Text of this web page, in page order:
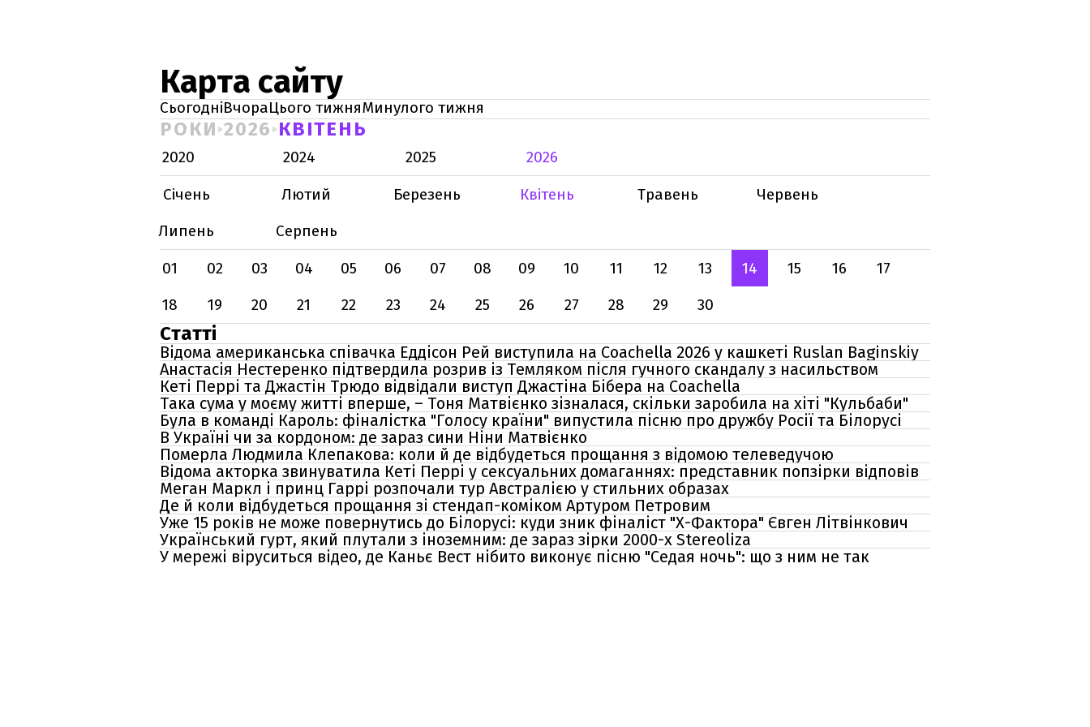
Карта сайту
СьогодніВчораЦього тижняМинулого тижня
РОКИ 2026 КВІТЕНЬ
2020 2024 2025
2026
Січень
Лютий Березень Квітень Травень
Червень
Липень
Серпень
01
02 03 04 05 06 07 08 09 10 11 12 13 14 15 16
17
18
19 20 21 22 23 24 25 26 27 28 29 30
Статті
Відома американська співачка Еддісон Рей виступила на Coachella 2026 у кашкеті Ruslan Baginskiy
Анастасія Нестеренко підтвердила розрив із Темляком після гучного скандалу з насильством
Кеті Перрі та Джастін Трюдо відвідали виступ Джастіна Бібера на Coachella
Така сума у моєму житті вперше, – Тоня Матвієнко зізналася, скільки заробила на хіті "Кульбаби"
Була в команді Кароль: фіналістка "Голосу країни" випустила пісню про дружбу Росії та Білорусі
В Україні чи за кордоном: де зараз сини Ніни Матвієнко
Померла Людмила Клепакова: коли й де відбудеться прощання з відомою телеведучою
Відома акторка звинуватила Кеті Перрі у сексуальних домаганнях: представник попзірки відповів
Меган Маркл і принц Гаррі розпочали тур Австралією у стильних образах
Де й коли відбудеться прощання зі стендап-коміком Артуром Петровим
Уже 15 років не може повернутись до Білорусі: куди зник фіналіст "Х-Фактора" Євген Літвінкович
Український гурт, який плутали з іноземним: де зараз зірки 2000-х Stereoliza
У мережі віруситься відео, де Каньє Вест нібито виконує пісню "Седая ночь": що з ним не так